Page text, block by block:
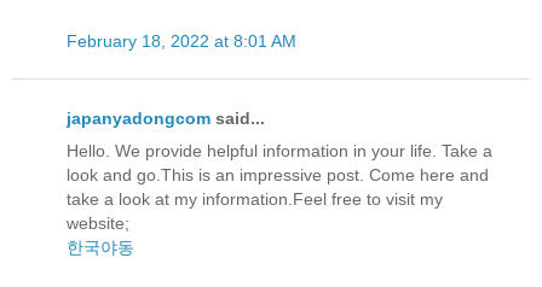
February 18, 2022 at 8:01 AM
japanyadongcom said...
Hello. We provide helpful information in your life. Take a
look and go.This is an impressive post. Come here and
take a look at my information.Feel free to visit my
website;
한국야동